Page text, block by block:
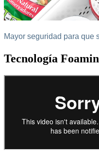
Mayor seguridad para que
Tecnología